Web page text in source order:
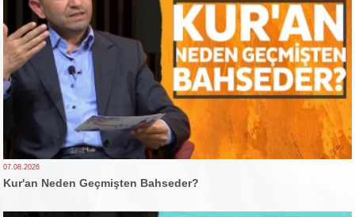
07.08.2026
Kur'an Neden Geçmişten Bahseder?